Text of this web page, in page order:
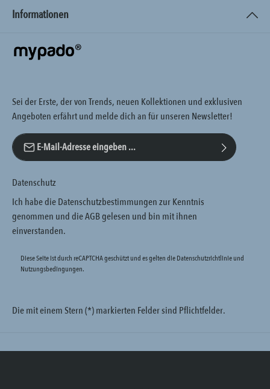
Informationen
Sei der Erste, der von Trends, neuen Kollektionen und exklusiven
Angeboten erfährt und melde dich an für unseren Newsletter!
E-Mail-Adresse*
Datenschutz
Ich habe dieDatenschutzbestimmungenzur Kenntnis
genommen und dieAGBgelesen und bin mit ihnen
einverstanden.
Diese Seite ist durch reCAPTCHA geschützt und es gelten dieDatenschutzrichtlinieund
Nutzungsbedingungen.
Die mit einem Stern (*) markierten Felder sind Pflichtfelder.